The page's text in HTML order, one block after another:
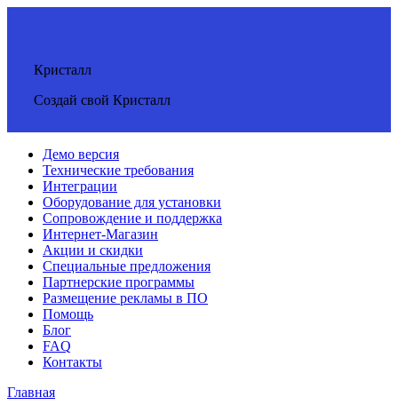
Кристалл
Создай свой Кристалл
Демо версия
Технические требования
Интеграции
Оборудование для установки
Сопровождение и поддержка
Интернет-Магазин
Акции и скидки
Специальные предложения
Партнерские программы
Размещение рекламы в ПО
Помощь
Блог
FAQ
Контакты
Главная